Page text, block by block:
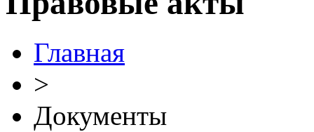
Главная
>
Документы